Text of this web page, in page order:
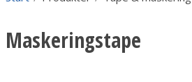
Maskeringstape